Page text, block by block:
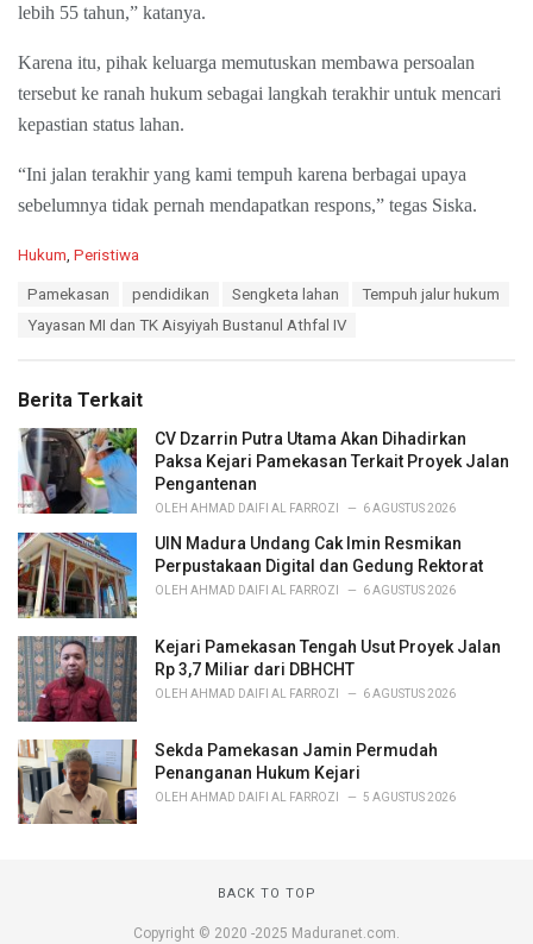
lebih 55 tahun,” katanya.
Karena itu, pihak keluarga memutuskan membawa persoalan
tersebut ke ranah hukum sebagai langkah terakhir untuk mencari
kepastian status lahan.
“Ini jalan terakhir yang kami tempuh karena berbagai upaya
sebelumnya tidak pernah mendapatkan respons,” tegas Siska.
C
i
e
s
Hukum Peristiwa
Pamekasan pendidikan Sengketa lahan
Tempuh jalur hukum
Yayasan MI dan TK Aisyiyah Bustanul Athfal IV
Berita Terkait
CV Dzarrin Putra Utama Akan Dihadirkan
Paksa Kejari Pamekasan Terkait Proyek Jalan
Pengantenan
OLEH AHMAD DAIFI AL FARROZI 6 AGUSTUS 2026
UIN Madura Undang Cak Imin Resmikan
Perpustakaan Digital dan Gedung Rektorat
OLEH AHMAD DAIFI AL FARROZI 6 AGUSTUS 2026
Kejari Pamekasan Tengah Usut Proyek Jalan
Rp 3,7 Miliar dari DBHCHT
OLEH AHMAD DAIFI AL FARROZI 6 AGUSTUS 2026
Sekda Pamekasan Jamin Permudah
Penanganan Hukum Kejari
OLEH AHMAD DAIFI AL FARROZI 5 AGUSTUS 2026
BACK TO TOP
Copyright © 2020 -2025 Maduranet.com.